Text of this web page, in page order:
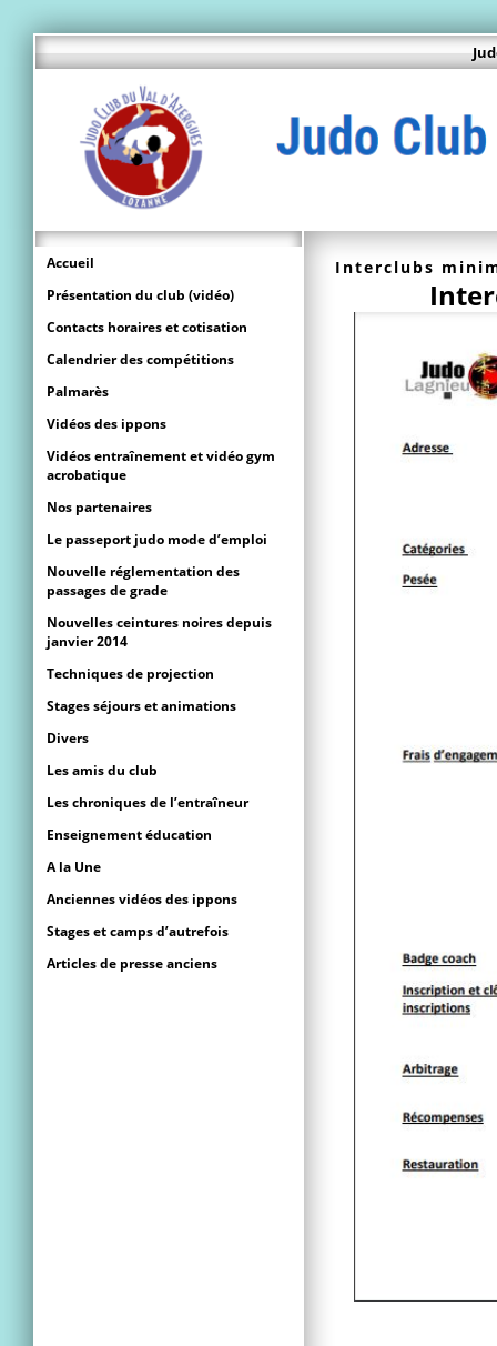
Interclubs
Accueil
Présentation du club (vidéo)
Contacts horaires et cotisation
Calendrier des compétitions
Palmarès
Vidéos des ippons
Vidéos entraînement et vidéo gym
acrobatique
Nos partenaires
Le passeport judo mode d’emploi
Nouvelle réglementation des
passages de grade
Nouvelles ceintures noires depuis
janvier 2014
Techniques de projection
Stages séjours et animations
Divers
Les amis du club
Les chroniques de l’entraîneur
Enseignement éducation
A la Une
Anciennes vidéos des ippons
Stages et camps d’autrefois
Articles de presse anciens